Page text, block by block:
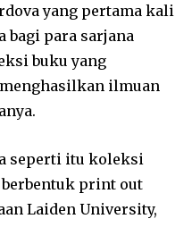
yang pertama kali
bagi para sarjana
buku yang
ilmuan
seperti itu koleksi
print out
Laiden University,